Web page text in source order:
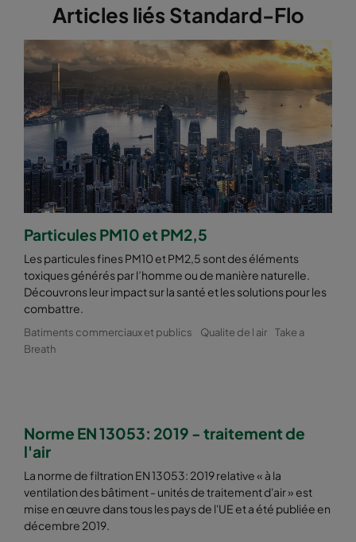
Articles liés Standard-Flo
Particules PM10 et PM2,5
Les particules fines PM10 et PM2,5 sont des éléments
toxiques générés par l’homme ou de manière naturelle.
Découvrons leur impact sur la santé et les solutions pour les
combattre.
Batiments commerciaux et publics Qualite de l air
Take a
Breath
Norme EN 13053: 2019 - traitement de
l'air
La norme de filtration EN 13053: 2019 relative « à la
ventilation des bâtiment - unités de traitement d'air » est
mise en œuvre dans tous les pays de l'UE et a été publiée en
décembre 2019.